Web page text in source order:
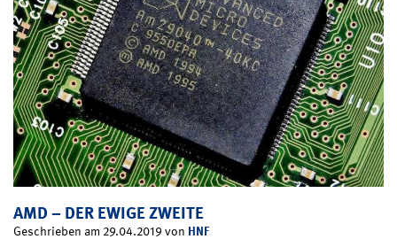
AMD – DER EWIGE ZWEITE
Geschrieben am 29.04.2019 von HNF